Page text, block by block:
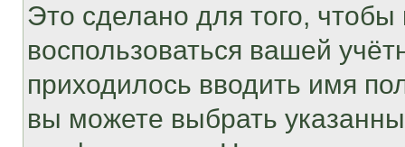
Это сделано для того, чтобы
воспользоваться вашей
приходилось вводить имя
вы можете выбрать